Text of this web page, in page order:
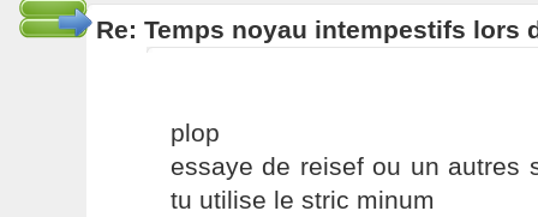
Re: Temps noyau intempestifs lors
plop
essaye de reisef ou un autres
tu utilise le stric minum